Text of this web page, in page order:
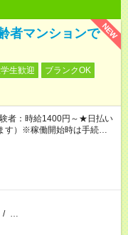
NEW
者マンションで
生歓迎
ブランクOK
者：時給1400円～★日払い
す）※稼働開始時は手続き完
/ …